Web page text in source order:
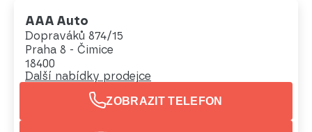
AAA Auto
Dopraváků 874/15
Praha 8 - Čimice
18400
Další nabídky prodejce
ZOBRAZIT TELEFON